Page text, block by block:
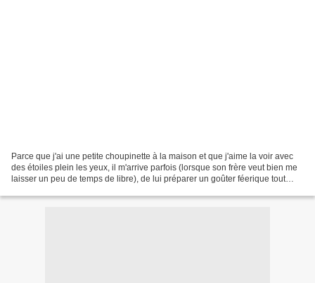
Parce que j'ai une petite choupinette à la maison et que j'aime la voir avec
des étoiles plein les yeux, il m'arrive parfois (lorsque son frère veut bien me
laisser un peu de temps de libre), de lui préparer un goûter féerique tout